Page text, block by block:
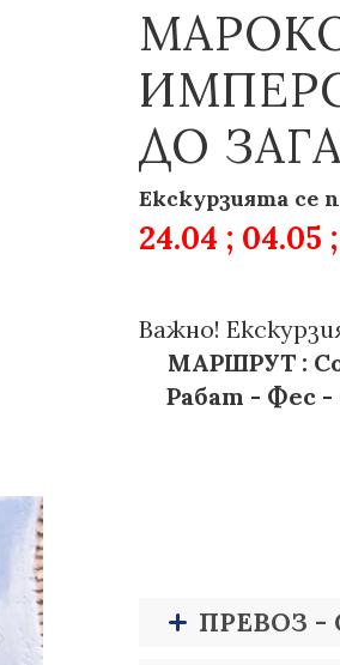
ДО
Екскурзията се
24.04 ; 04.05
Важно!
МАРШРУТ :
Рабат - Фес
ПРЕВОЗ -